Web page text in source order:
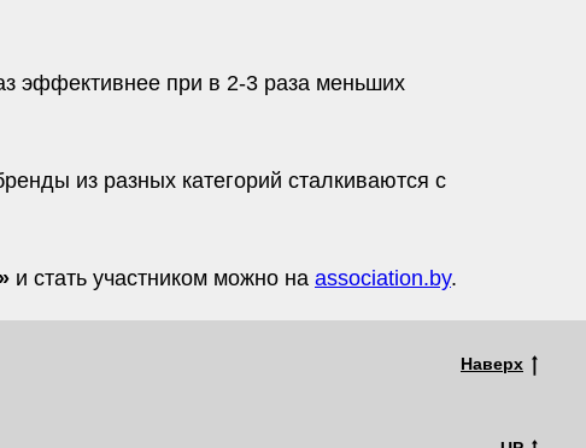
эффективнее при в 2-3 раза меньших
из разных категорий сталкиваются с
и стать участником можно на association.by.
Наверх